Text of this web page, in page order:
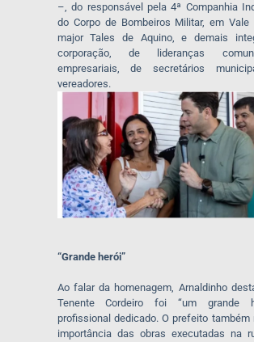
–, do responsável pela 4ª Companhia
do Corpo de Bombeiros Militar, em Vale
major Tales de Aquino, e demais
corporação, de lideranças
empresariais, de secretários
vereadores.
“Grande herói”
Ao falar da homenagem, Arnaldinho
Tenente Cordeiro foi “um grande
profissional dedicado. O prefeito também
importância das obras executadas na